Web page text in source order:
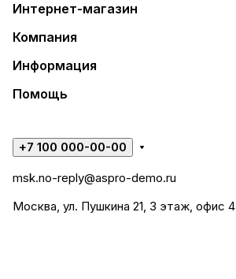
Интернет-магазин
Компания
Информация
Помощь
+7 100 000-00-00
msk.no-reply@aspro-demo.ru
Москва, ул. Пушкина 21, 3 этаж, офис 4